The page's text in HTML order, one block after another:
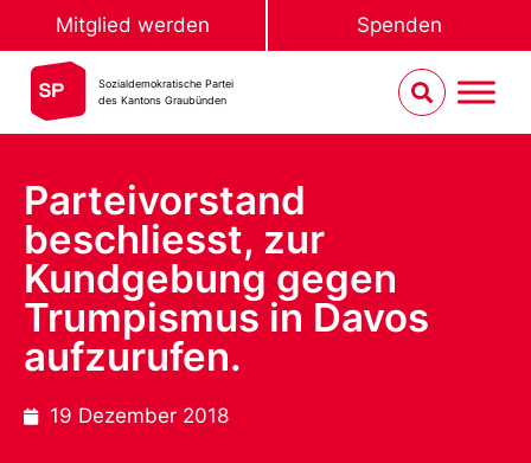
Mitglied werden Spenden
Sozialdemokratische Partei
des Kantons Graubünden
Parteivorstand
beschliesst, zur
Kundgebung gegen
Trumpismus in Davos
aufzurufen.
19 Dezember 2018